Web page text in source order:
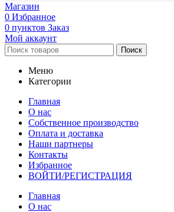
Магазин
0 Избранное
0 пунктов Заказ
Мой аккаунт
Поиск
Меню
Категории
Главная
О нас
Собственное производство
Оплата и доставка
Наши партнеры
Контакты
Избранное
ВОЙТИ/РЕГИСТРАЦИЯ
Главная
О нас